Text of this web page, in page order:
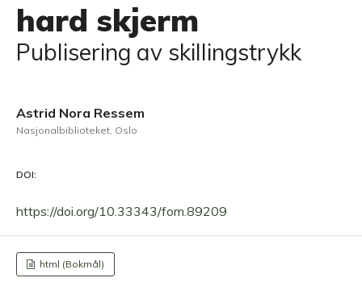
hard skjerm
Publisering av skillingstrykk
Astrid Nora Ressem
Nasjonalbiblioteket, Oslo
DOI:
https://doi.org/10.33343/fom.89209
html (Bokmål)